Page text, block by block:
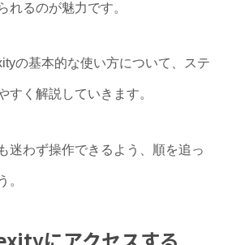
れるのが魅力です。
の基本的な使い方について、ステ
すく解説していきます。
迷わず操作できるよう、順を追っ
。